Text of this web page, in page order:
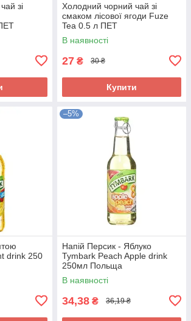
зі
Холодний чорний чай зі
смаком лісової ягоди Fuze
Tea 0.5 л ПЕТ
В наявності
27 ₴ 30 ₴
Купити
drink 250
–5%
Напій Персик - Яблуко
Tymbark Peach Apple drink
250мл Польща
В наявності
34,38 ₴ 36,19 ₴